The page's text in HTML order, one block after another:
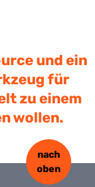
und ein
für
zu einem
wollen.
nach
oben